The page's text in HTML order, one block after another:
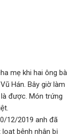
mẹ khi hai ông bà
Hán. Bây giờ làm
được. Món trứng
12/2019 anh đã
bệnh nhân bị